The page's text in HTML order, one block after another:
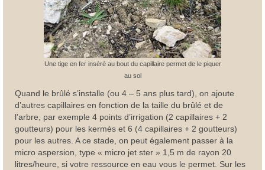
Une tige en fer inséré au bout du capillaire permet de le piquer
au sol
Quand le brûlé s’installe (ou 4 – 5 ans plus tard), on ajoute
d’autres capillaires en fonction de la taille du brûlé et de
l’arbre, par exemple 4 points d’irrigation (2 capillaires + 2
goutteurs) pour les kermès et 6 (4 capillaires + 2 goutteurs)
pour les autres. A ce stade, on peut également passer à la
micro aspersion, type « micro jet ster » 1,5 m de rayon 20
litres/heure, si votre ressource en eau vous le permet. Sur les